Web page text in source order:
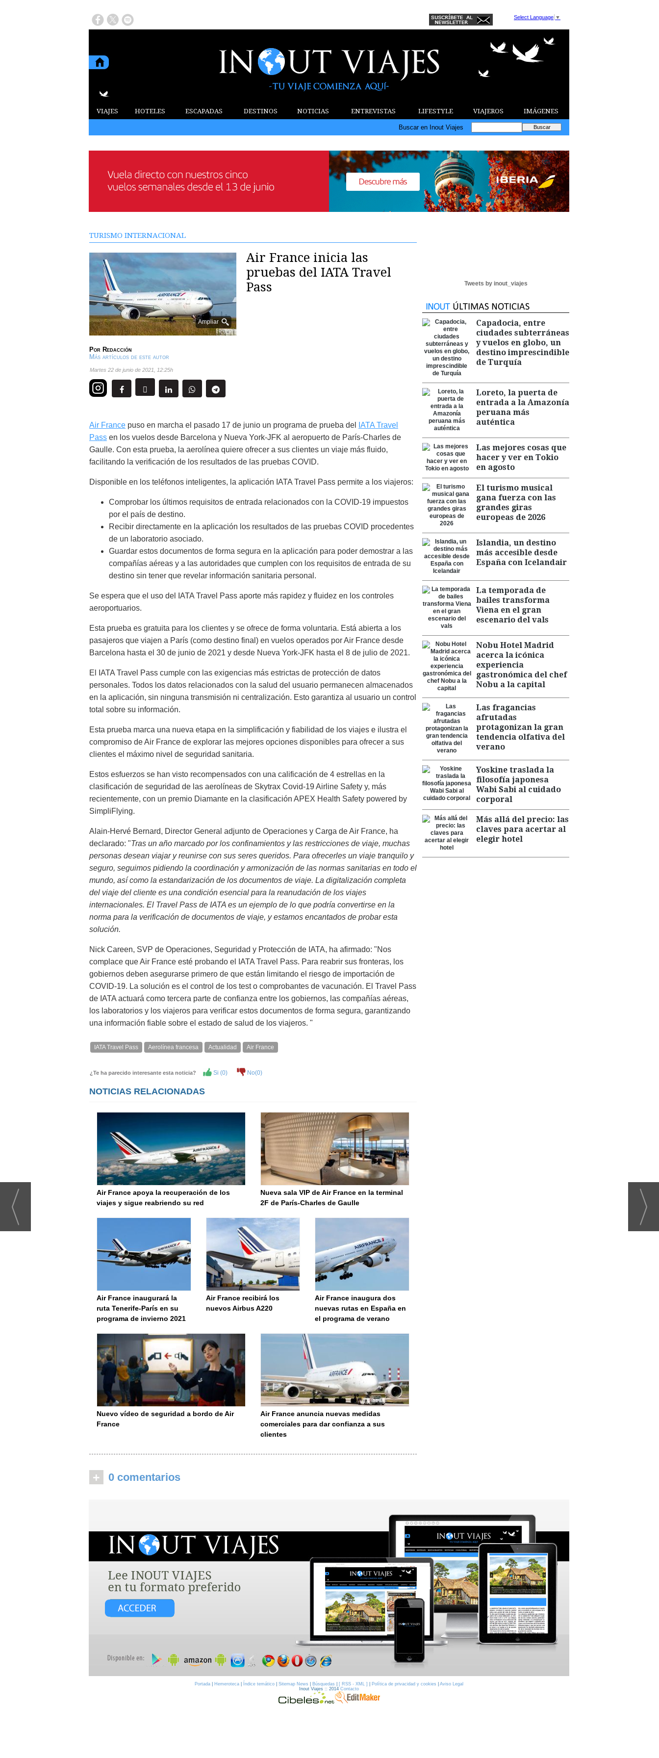
Select Language ▼
VIAJES HOTELES ESCAPADAS DESTINOS NOTICIAS ENTREVISTAS LIFESTYLE VIAJEROS IMÁGENES
Buscar en Inout Viajes
TURISMO INTERNACIONAL
Ampliar
Air France inicia las
pruebas del IATA Travel
Pass
Por Redacción
Más artículos de este autor
martes 22 de junio de 2021 12:25h
Air France puso en marcha el pasado 17 de junio un programa de prueba del
IATA Travel
Pass en los vuelos desde Barcelona y Nueva York-JFK al aeropuerto de París-Charles de
Gaulle. Con esta prueba, la aerolínea quiere ofrecer a sus clientes un viaje más fluido,
facilitando la verificación de los resultados de las pruebas COVID.
Disponible en los teléfonos inteligentes, la aplicación IATA Travel Pass permite a los viajeros:
Comprobar los últimos requisitos de entrada relacionados con la COVID-19 impuestos
por el país de destino.
Recibir directamente en la aplicación los resultados de las pruebas COVID procedentes
de un laboratorio asociado.
Guardar estos documentos de forma segura en la aplicación para poder demostrar a las
compañías aéreas y a las autoridades que cumplen con los requisitos de entrada de su
destino sin tener que revelar información sanitaria personal.
Se espera que el uso del IATA Travel Pass aporte más rapidez y fluidez en los controles
aeroportuarios.
Esta prueba es gratuita para los clientes y se ofrece de forma voluntaria. Está abierta a los
pasajeros que viajen a París (como destino final) en vuelos operados por Air France desde
Barcelona hasta el 30 de junio de 2021 y desde Nueva York-JFK hasta el 8 de julio de 2021.
El IATA Travel Pass cumple con las exigencias más estrictas de protección de datos
personales. Todos los datos relacionados con la salud del usuario permanecen almacenados
en la aplicación, sin ninguna transmisión ni centralización. Esto garantiza al usuario un control
total sobre su información.
Esta prueba marca una nueva etapa en la simplificación y fiabilidad de los viajes e ilustra el
compromiso de Air France de explorar las mejores opciones disponibles para ofrecer a sus
clientes el máximo nivel de seguridad sanitaria.
Estos esfuerzos se han visto recompensados con una calificación de 4 estrellas en la
clasificación de seguridad de las aerolíneas de Skytrax Covid-19 Airline Safety y, más
recientemente, con un premio Diamante en la clasificación APEX Health Safety powered by
SimpliFlying.
Alain-Hervé Bernard, Director General adjunto de Operaciones y Carga de Air France, ha
declarado: "Tras un año marcado por los confinamientos y las restricciones de viaje, muchas
personas desean viajar y reunirse con sus seres queridos. Para ofrecerles un viaje tranquilo y
seguro, seguimos pidiendo la coordinación y armonización de las normas sanitarias en todo el
mundo, así como la estandarización de los documentos de viaje. La digitalización completa
del viaje del cliente es una condición esencial para la reanudación de los viajes
internacionales. El Travel Pass de IATA es un ejemplo de lo que podría convertirse en la
norma para la verificación de documentos de viaje, y estamos encantados de probar esta
solución.
Nick Careen, SVP de Operaciones, Seguridad y Protección de IATA, ha afirmado: "Nos
complace que Air France esté probando el IATA Travel Pass. Para reabrir sus fronteras, los
gobiernos deben asegurarse primero de que están limitando el riesgo de importación de
COVID-19. La solución es el control de los test o comprobantes de vacunación. El Travel Pass
de IATA actuará como tercera parte de confianza entre los gobiernos, las compañías aéreas,
los laboratorios y los viajeros para verificar estos documentos de forma segura, garantizando
una información fiable sobre el estado de salud de los viajeros. "
IATA Travel Pass Aerolínea francesa Actualidad Air France
¿Te ha parecido interesante esta noticia? Si (0) No(0)
NOTICIAS RELACIONADAS
Air France apoya la recuperación de los
viajes y sigue reabriendo su red
Nueva sala VIP de Air France en la terminal
2F de París-Charles de Gaulle
Air France inaugurará la
ruta Tenerife-París en su
programa de invierno 2021
Air France recibirá los
nuevos Airbus A220
Air France inaugura dos
nuevas rutas en España en
el programa de verano
Nuevo vídeo de seguridad a bordo de Air
France
Air France anuncia nuevas medidas
comerciales para dar confianza a sus
clientes
+ 0 comentarios
Tweets by inout_viajes
Capadocia, entre
ciudades subterráneas
y vuelos en globo, un
destino imprescindible
de Turquía
Loreto, la puerta de
entrada a la Amazonía
peruana más
auténtica
Las mejores cosas que
hacer y ver en Tokio
en agosto
El turismo musical
gana fuerza con las
grandes giras
europeas de 2026
Islandia, un destino
más accesible desde
España con Icelandair
La temporada de
bailes transforma
Viena en el gran
escenario del vals
Nobu Hotel Madrid
acerca la icónica
experiencia
gastronómica del chef
Nobu a la capital
Las fragancias
afrutadas
protagonizan la gran
tendencia olfativa del
verano
Yoskine traslada la
filosofía japonesa
Wabi Sabi al cuidado
corporal
Más allá del precio: las
claves para acertar al
elegir hotel
Portada Hemeroteca Índice temático Sitemap News Búsquedas [ RSS - XML ] Política de privacidad y cookies
Aviso Legal
Inout Viajes :: 2014 Contacto